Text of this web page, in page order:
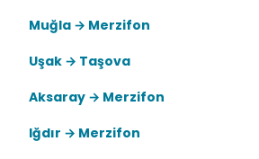
Muğla → Merzifon
Uşak → Taşova
Aksaray → Merzifon
Iğdır → Merzifon